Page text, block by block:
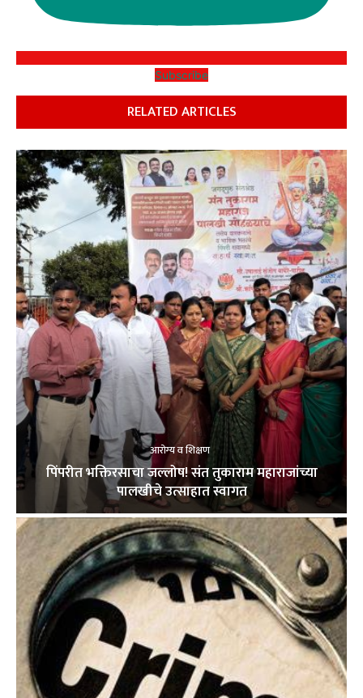
Subscribe
RELATED ARTICLES
आरोग्य व शिक्षण
पिंपरीत भक्तिरसाचा जल्लोष! संत तुकाराम महाराजांच्या
पालखीचे उत्साहात स्वागत